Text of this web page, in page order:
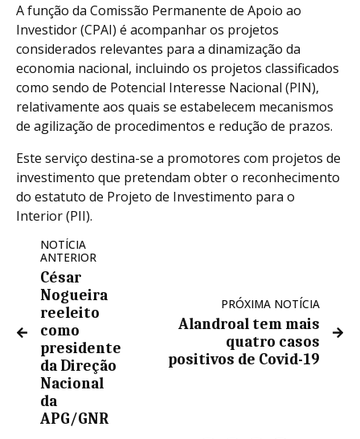
A função da Comissão Permanente de Apoio ao
Investidor (CPAI) é acompanhar os projetos
considerados relevantes para a dinamização da
economia nacional, incluindo os projetos classificados
como sendo de Potencial Interesse Nacional (PIN),
relativamente aos quais se estabelecem mecanismos
de agilização de procedimentos e redução de prazos.
Este serviço destina-se a promotores com projetos de
investimento que pretendam obter o reconhecimento
do estatuto de Projeto de Investimento para o
Interior (PII).
NOTÍCIA
ANTERIOR
César
Nogueira
reeleito
como
presidente
da Direção
Nacional
da
APG/GNR
PRÓXIMA NOTÍCIA
Alandroal tem mais
quatro casos
positivos de Covid-19